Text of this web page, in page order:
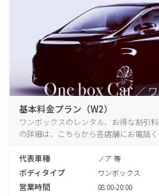
基本料金プラン（W2）
ワンボックスのレンタル、お得な割引
の詳細は、こちらから各店舗にお電話く
代表車種 ノア 等
ボディタイプ ワンボックス
営業時間 08:00-20:00